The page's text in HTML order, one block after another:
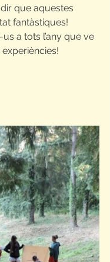
que aquestes
fantàstiques!
a tots l’any que ve